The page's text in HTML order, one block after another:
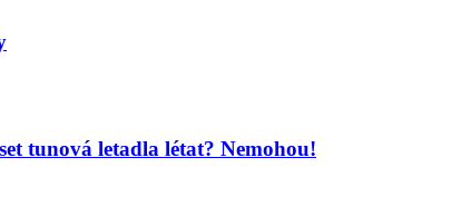
tunová letadla létat? Nemohou!